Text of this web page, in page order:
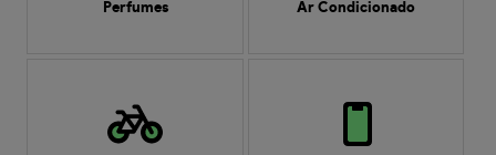
Perfumes Ar Condicionado